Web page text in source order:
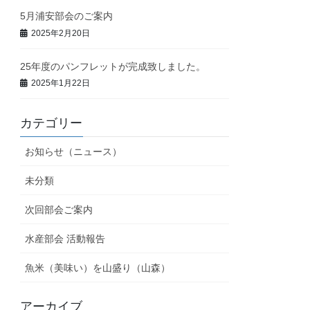
5月浦安部会のご案内
2025年2月20日
25年度のパンフレットが完成致しました。
2025年1月22日
カテゴリー
お知らせ（ニュース）
未分類
次回部会ご案内
水産部会 活動報告
魚米（美味い）を山盛り（山森）
アーカイブ